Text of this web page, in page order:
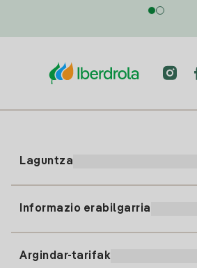
Laguntza
Informazio erabilgarria
Argindar-tarifak